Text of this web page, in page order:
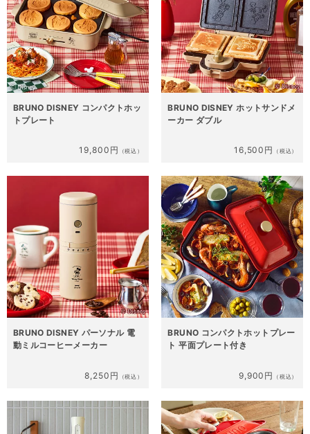
BRUNO DISNEY コンパクトホッ
トプレート
19,800円 （税込）
BRUNO DISNEY ホットサンドメ
ーカー ダブル
16,500円 （税込）
BRUNO DISNEY パーソナル 電
動ミルコーヒーメーカー
8,250円 （税込）
BRUNO コンパクトホットプレー
ト 平面プレート付き
9,900円 （税込）